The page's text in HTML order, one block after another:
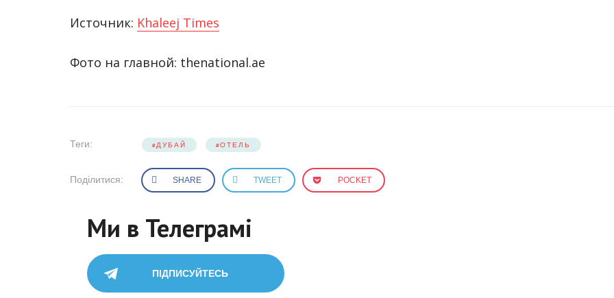
Источник: Khaleej Times
Фото на главной: thenational.ae
Теги: ДУБАЙ ОТЕЛЬ
Поділитися: SHARE TWEET POCKET
Ми в Телеграмі
ПІДПИСУЙТЕСЬ